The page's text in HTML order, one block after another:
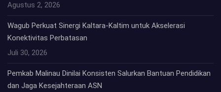
Agustus 2, 2026
Wagub Perkuat Sinergi Kaltara-Kaltim untuk Akselerasi
Konektivitas Perbatasan
Juli 30, 2026
Pemkab Malinau Dinilai Konsisten Salurkan Bantuan Pendidikan
dan Jaga Kesejahteraan ASN